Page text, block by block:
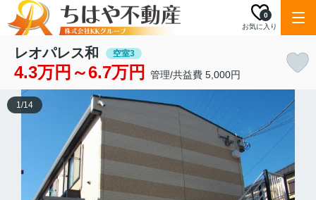
お気に入り
0
レオパレス和 空室3
4.3万円～6.7万円 管理/共益費 5,000円
1/14